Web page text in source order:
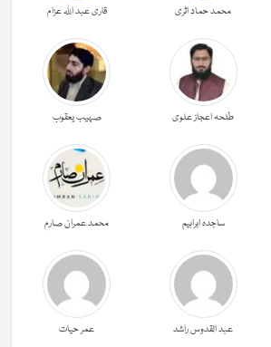
محمد حماد اثری قاری عبد اللہ عزام
طلحہ اعجاز علوی صہیب یعقوب
ساجدہ ابراہیم محمد عمران صارم
عبد القدوس راشد عمر حیات